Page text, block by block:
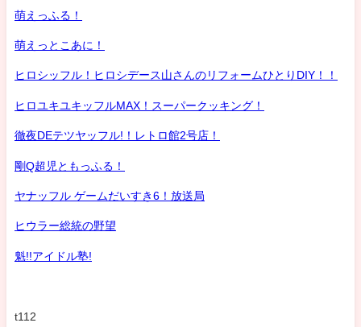
萌えっふる！
萌えっとこあに！
ヒロシッフル！ヒロシデース山さんのリフォームひとりDIY！！
ヒロユキユキッフルMAX！スーパークッキング！
徹夜DEテツヤッフル!！レトロ館2号店！
剛Q超児ともっふる！
ヤナッフル ゲームだいすき6！放送局
ヒウラー総統の野望
魁!!アイドル塾!
t112